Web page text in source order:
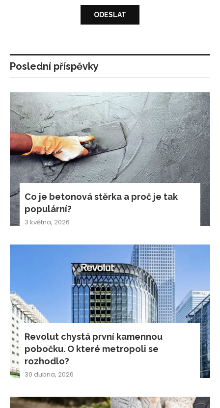
Poslední příspěvky
Co je betonová stěrka a proč je tak
populární?
3 května, 2026
Revolut chystá první kamennou
pobočku. O které metropoli se
rozhodlo?
30 dubna, 2026